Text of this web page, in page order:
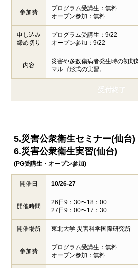
参加費
プログラム受講生：無料
オープン参加：無料
申し込み
締め切り
プログラム受講生：9/22
オープン参加：9/22
内容
災害や多数傷病者発生時の初
マルゴ形式の実習。
受付終了
5.災害公衆衛生セミナー(仙台)
6.災害公衆衛生実習(仙台)
(PG受講生・オープン参加)
開催日 10/26-27
開催時間
26日9：30〜18：00
27日9：00〜17：30
開催場所 東北大学 災害科学国際研究所
参加費
プログラム受講生：無料
オープン参加：無料